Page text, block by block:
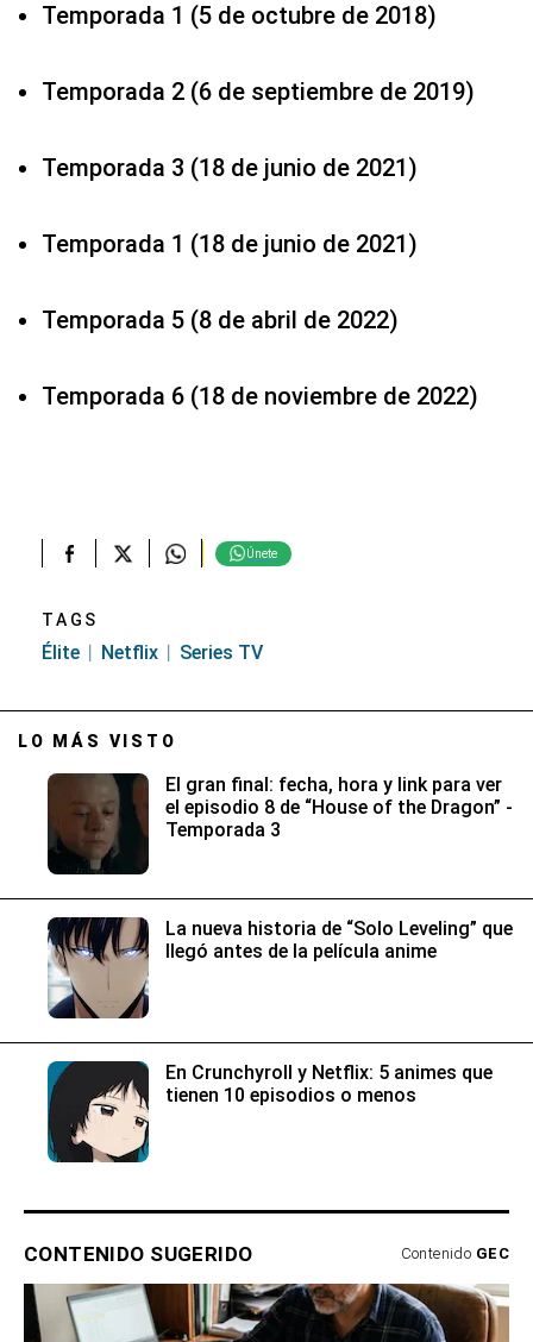
Temporada 1 (5 de octubre de 2018)
Temporada 2 (6 de septiembre de 2019)
Temporada 3 (18 de junio de 2021)
Temporada 1 (18 de junio de 2021)
Temporada 5 (8 de abril de 2022)
Temporada 6 (18 de noviembre de 2022)
Únete
TAGS
Élite Netflix Series TV
LO MÁS VISTO
El gran final: fecha, hora y link para ver
el episodio 8 de “House of the Dragon” -
Temporada 3
La nueva historia de “Solo Leveling” que
llegó antes de la película anime
En Crunchyroll y Netflix: 5 animes que
tienen 10 episodios o menos
CONTENIDO SUGERIDO Contenido GEC